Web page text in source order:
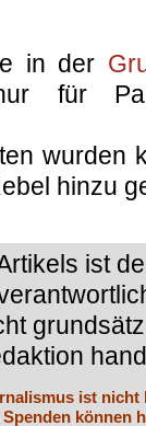
in der
nur für
wurden
hinzu
ist
ist nicht
können